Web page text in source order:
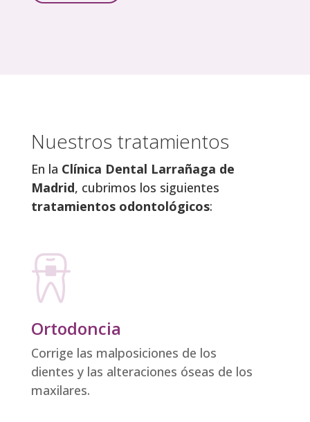
Nuestros tratamientos
En la Clínica Dental Larrañaga de
Madrid, cubrimos los siguientes
tratamientos odontológicos:
Ortodoncia
Corrige las malposiciones de los
dientes y las alteraciones óseas de los
maxilares.